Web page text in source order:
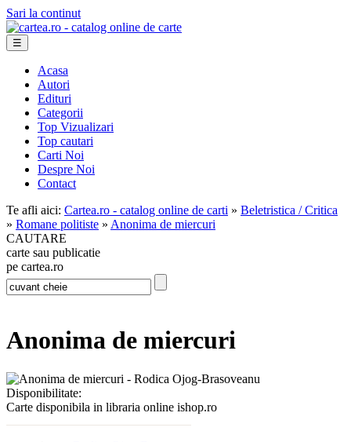
Sari la continut
☰
Acasa
Autori
Edituri
Categorii
Top Vizualizari
Top cautari
Carti Noi
Despre Noi
Contact
Te afli aici: Cartea.ro - catalog online de carti » Beletristica / Critica
» Romane politiste » Anonima de miercuri
CAUTARE
carte sau publicatie
pe cartea.ro
Anonima de miercuri
Disponibilitate:
Carte disponibila in libraria online ishop.ro